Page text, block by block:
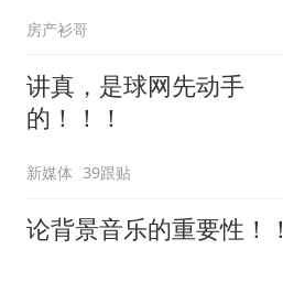
房产衫哥
讲真，是球网先动手
的！！！
新媒体 39跟贴
论背景音乐的重要性！！